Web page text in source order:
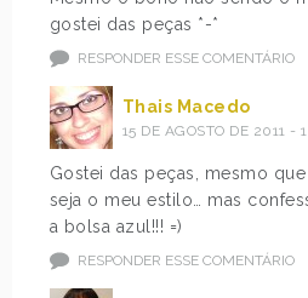
gostei das peças *-*
RESPONDER ESSE COMENTÁRIO
Thais Macedo
15 DE AGOSTO DE 2011 -
Gostei das peças, mesmo
seja o meu estilo… mas
a bolsa azul!!! =)
RESPONDER ESSE COMENTÁRIO